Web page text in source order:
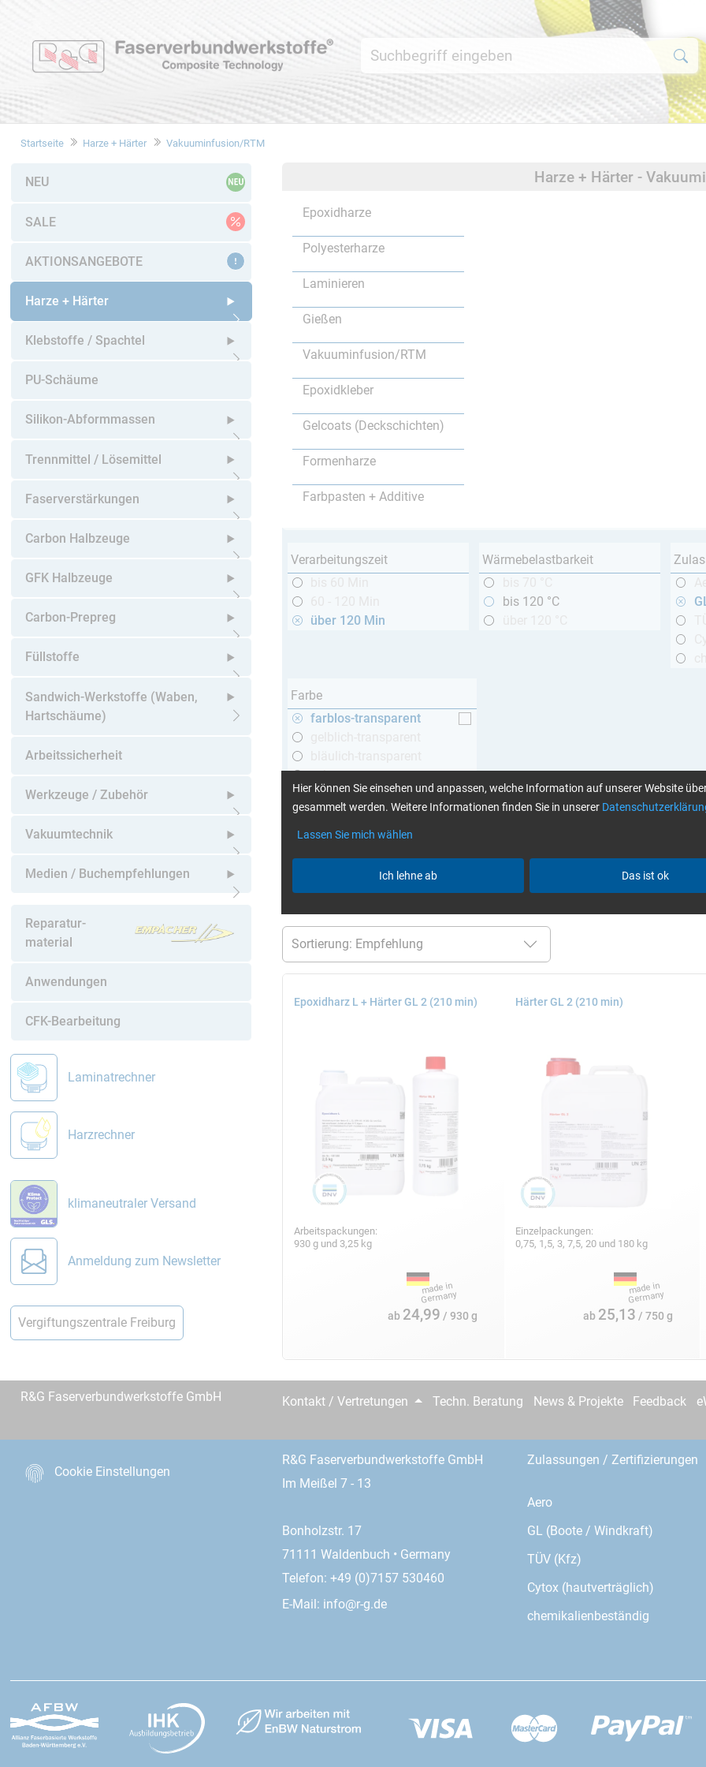
Startseite Harze + Härter Vakuuminfusion/RTM
NEU
SALE
AKTIONSANGEBOTE
Harze + Härter
Untermenü öffnen
Klebstoffe / Spachtel
Untermenü öffnen
PU-Schäume
Silikon-Abformmassen
Untermenü öffnen
Trennmittel / Lösemittel
Untermenü öffnen
Faserverstärkungen
Untermenü öffnen
Carbon Halbzeuge
Untermenü öffnen
GFK Halbzeuge
Untermenü öffnen
Carbon-Prepreg
Untermenü öffnen
Füllstoffe
Untermenü öffnen
Sandwich-Werkstoffe (Waben,
Hartschäume)
Untermenü öffnen
Arbeitssicherheit
Werkzeuge / Zubehör
Untermenü öffnen
Vakuumtechnik
Untermenü öffnen
Medien / Buchempfehlungen
Untermenü öffnen
Reparatur-
material
Anwendungen
CFK-Bearbeitung
Laminatrechner
Harzrechner
klimaneutraler Versand
Anmeldung zum Newsletter
Vergiftungszentrale Freiburg
Harze + Härter -
Epoxidharze
Polyesterharze
Laminieren
Gießen
Vakuuminfusion/RTM
Epoxidkleber
Gelcoats (Deckschichten)
Formenharze
Farbpasten + Additive
Verarbeitungszeit
über 120 Min
Wärmebelastbarkeit
bis 120 °C
Farbe
farblos-transparent
schwarz
Epoxidharz L + Härter GL 2 (210 min)
Arbeitspackungen:
930 g und 3,25 kg
ab 24,99 / 930 g
Härter GL 2 (210 min)
Einzelpackungen:
0,75, 1,5, 3, 7,5, 20 und 180 kg
ab 25,13 / 750 g
R&G Faserverbundwerkstoffe GmbH Kontakt / Vertretungen Techn. Beratung News & Projekte Feedback
Cookie Einstellungen
R&G Faserverbundwerkstoffe GmbH
Im Meißel 7 - 13
Bonholzstr. 17
71111 Waldenbuch • Germany
Telefon: +49 (0)7157 530460
E-Mail: info@r-g.de
Zulassungen / Zertifizierungen
Aero
GL (Boote / Windkraft)
TÜV (Kfz)
Cytox (hautverträglich)
chemikalienbeständig
Hier können Sie einsehen und anpassen, welche Information auf unserer Website
gesammelt werden. Weitere Informationen finden Sie in unserer
Lassen Sie mich wählen
Ich lehne ab Das ist ok